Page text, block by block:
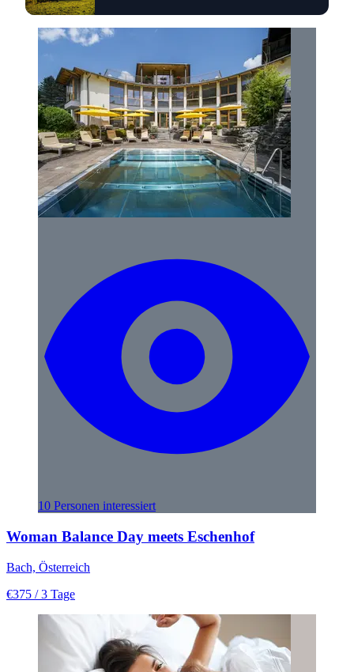
10 Personen interessiert
Woman Balance Day meets Eschenhof
Bach, Österreich
€375 / 3 Tage